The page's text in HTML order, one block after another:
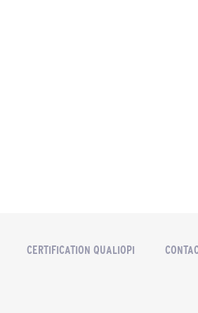
CERTIFICATION QUALIOPI